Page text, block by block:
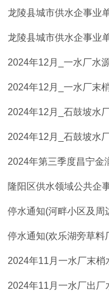
龙陵县城市供水企事业
龙陵县城市供水企事业
2024年12月_一水厂水
2024年12月_一水厂末
2024年12月_石鼓坡水
2024年12月_石鼓坡水
2024年第三季度昌宁金
隆阳区供水领域公共企
停水通知(河畔小区及周
停水通知(欢乐湖旁草料
2024年11月一水厂末梢
2024年11月一水厂出厂